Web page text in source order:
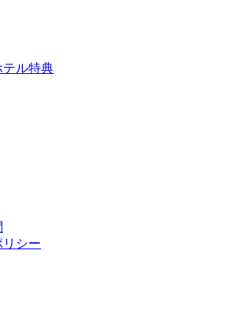
テル特典
リシー